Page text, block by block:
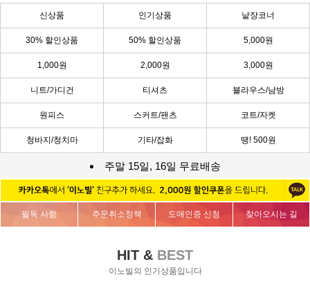
신상품 인기상품 낱장코너
30% 할인상품 50% 할인상품 5,000원
1,000원 2,000원 3,000원
니트/가디건 티셔츠 블라우스/남방
원피스 스커트/팬츠 코트/자켓
청바지/청치마 기타/잡화 땡! 500원
주말 15일, 16일 무료배송
필독 사항 주문취소정책 도매인증 신청 찾아오시는 길
HIT & BEST
이노빌의 인기상품입니다